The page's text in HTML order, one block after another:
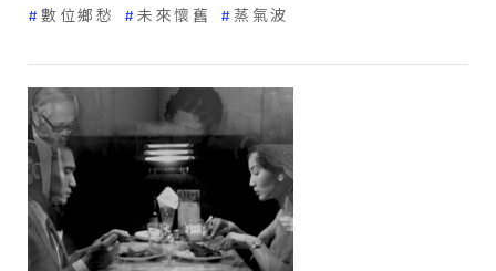
數位鄉愁
未來懷舊 蒸氣波